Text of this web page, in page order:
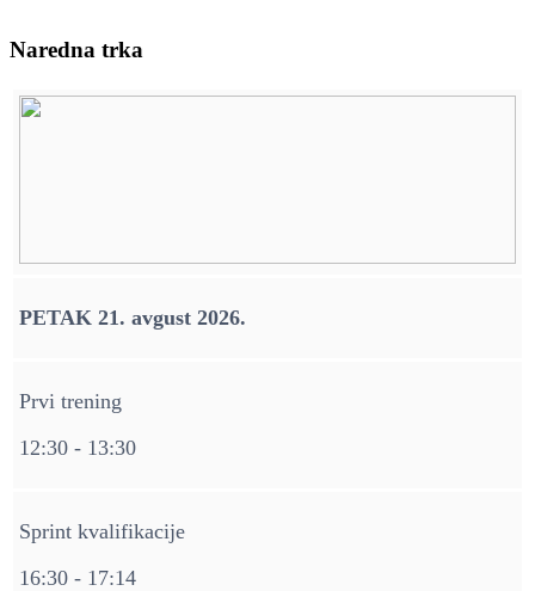
Naredna trka
PETAK 21. avgust 2026.
Prvi trening
12:30 - 13:30
Sprint kvalifikacije
16:30 - 17:14